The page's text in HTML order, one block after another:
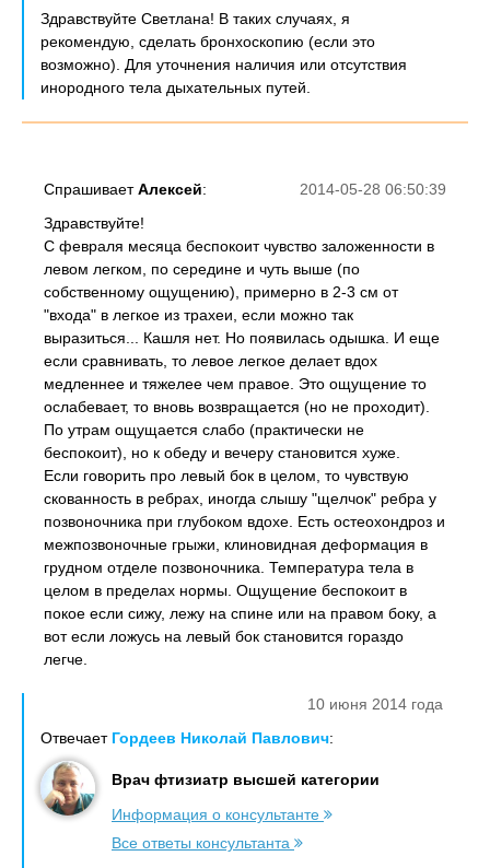
Здравствуйте Светлана! В таких случаях, я
рекомендую, сделать бронхоскопию (если это
возможно). Для уточнения наличия или отсутствия
инородного тела дыхательных путей.
2014-05-28 06:50:39
СпрашиваетАлексей:
Здравствуйте!
С февраля месяца беспокоит чувство заложенности в
левом легком, по середине и чуть выше (по
собственному ощущению), примерно в 2-3 см от
"входа" в легкое из трахеи, если можно так
выразиться... Кашля нет. Но появилась одышка. И еще
если сравнивать, то левое легкое делает вдох
медленнее и тяжелее чем правое. Это ощущение то
ослабевает, то вновь возвращается (но не проходит).
По утрам ощущается слабо (практически не
беспокоит), но к обеду и вечеру становится хуже.
Если говорить про левый бок в целом, то чувствую
скованность в ребрах, иногда слышу "щелчок" ребра у
позвоночника при глубоком вдохе. Есть остеохондроз и
межпозвоночные грыжи, клиновидная деформация в
грудном отделе позвоночника. Температура тела в
целом в пределах нормы. Ощущение беспокоит в
покое если сижу, лежу на спине или на правом боку, а
вот если ложусь на левый бок становится гораздо
легче.
10 июня 2014 года
Отвечает Гордеев Николай Павлович:
Врач фтизиатр высшей категории
Информация о консультанте
Все ответы консультанта